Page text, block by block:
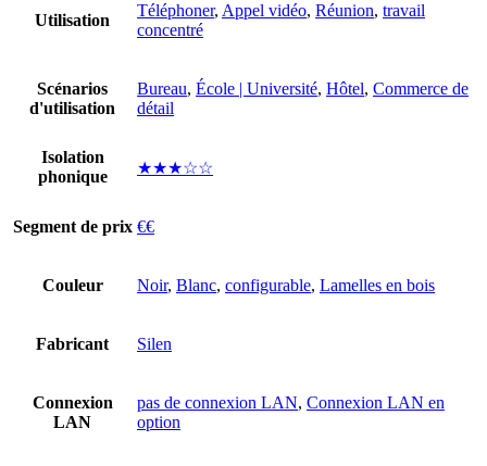
Utilisation
Téléphoner, Appel vidéo, Réunion, travail
concentré
Scénarios
d'utilisation
Bureau, École | Université, Hôtel, Commerce de
détail
Isolation
phonique
★★★☆☆
Segment de prix €€
Couleur Noir, Blanc, configurable, Lamelles en bois
Fabricant Silen
Connexion
LAN
pas de connexion LAN, Connexion LAN en
option